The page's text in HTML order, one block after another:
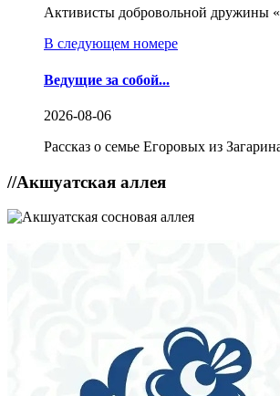
Активисты добровольной дружины
В следующем номере
Ведущие за собой...
2026-08-06
Рассказ о семье Егоровых из
//Акшуатская аллея